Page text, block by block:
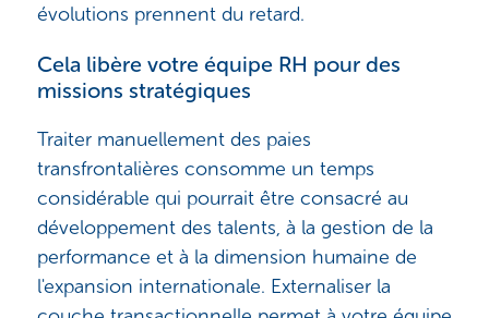
évolutions prennent du retard.
Cela libère votre équipe RH pour des
missions stratégiques
Traiter manuellement des paies
transfrontalières consomme un temps
considérable qui pourrait être consacré au
développement des talents, à la gestion de la
performance et à la dimension humaine de
l'expansion internationale. Externaliser la